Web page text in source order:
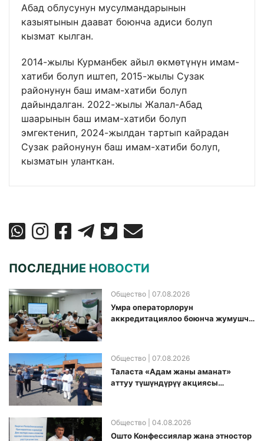
Абад облусунун мусулмандарынын
казыятынын даават боюнча адиси болуп
кызмат кылган.
2014-жылы Курманбек айыл өкмөтүнүн имам-
хатиби болуп иштеп, 2015-жылы Сузак
районунун баш имам-хатиби болуп
дайындалган. 2022-жылы Жалал-Абад
шаарынын баш имам-хатиби болуп
эмгектенип, 2024-жылдан тартып кайрадан
Сузак районунун баш имам-хатиби болуп,
кызматын уланткан.
ПОСЛЕДНИЕ НОВОСТИ
Общество | 07.08.2026
Умра операторлорун
аккредитациялоо боюнча жумушчу
Общество | 07.08.2026
Таласта «Адам жаны аманат»
аттуу түшүндүрүү акциясы
Общество | 04.08.2026
Ошто Конфессиялар жана этностор